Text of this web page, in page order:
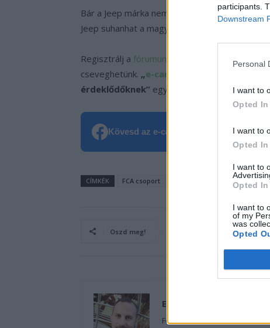
participants.
Downstream
Personal
I want to
Opted In
I want to
Opted In
I want to
Opted In
I want to
of my
was
Opted
Bár a Jeep márka nem túl erős itthon, ha
Jeep suhanhat a magyar utakon!
Regisztrálj a fórumunkon
ahol elmondhatod a
cseveghetünk. „e-cars.hu
érdeklődőknek” egyaránt! https://
Kövesd az e-cars.hu-t a Facebookon
CÍMKÉK FCA csoport
Oszd meg!
Eriqo
Főállásban Informatikus kocka,